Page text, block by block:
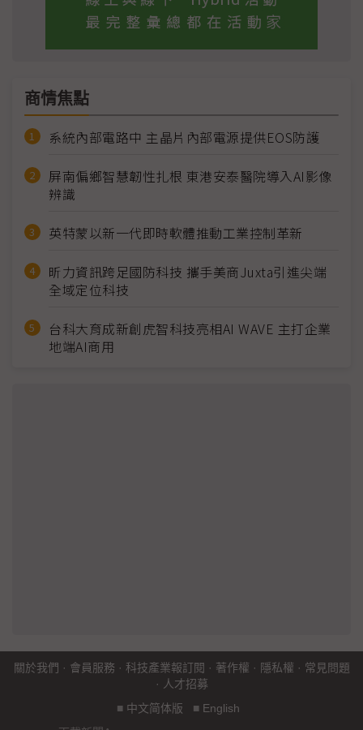
商情焦點
系統內部電路中 主晶片內部電源提供EOS防護
屏南偏鄉智慧韌性扎根 東港安泰醫院導入AI影像
辨識
英特蒙以新一代即時軟體推動工業控制革新
昕力資訊跨足國防科技 攜手美商Juxta引進尖端
全域定位科技
台科大育成新創虎智科技亮相AI WAVE 主打企業
地端AI商用
關於我們 · 會員服務 · 科技產業報訂閱 · 著作權 · 隱私權 · 常見問題
· 人才招募
■ 中文简体版 ■ English